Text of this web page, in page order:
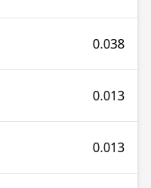
0.038
0.013
0.013